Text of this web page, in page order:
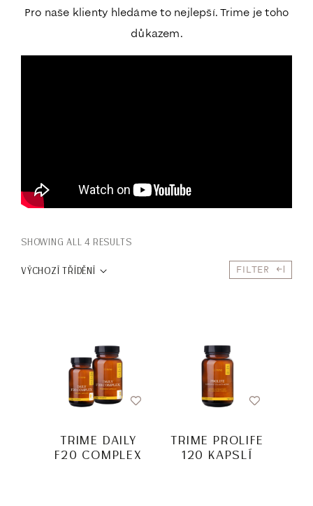
Pro naše klienty hledáme to nejlepší. Trime je toho
důkazem.
SHOWING ALL 4 RESULTS
VÝCHOZÍ TŘÍDĚNÍ FILTER
TRIME DAILY
F20 COMPLEX
TRIME PROLIFE
120 KAPSLÍ